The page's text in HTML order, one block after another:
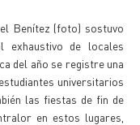
Benítez (foto) sostuvo
exhaustivo de locales
del año se registre una
universitarios
las fiestas de fin de
en estos lugares,